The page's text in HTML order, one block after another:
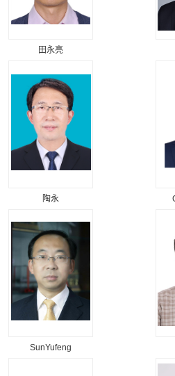
田永亮
陶永
SunYufeng